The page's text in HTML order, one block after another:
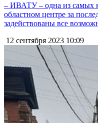
– ИВАТУ – одна из самых
областном центре за
задействованы все
12 сентября 2023 10:09